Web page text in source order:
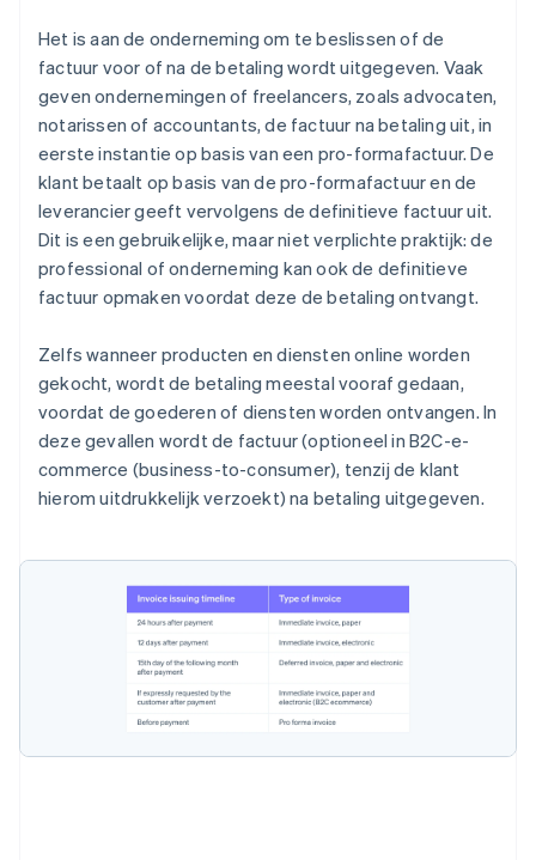
Het is aan de onderneming om te beslissen of de
factuur voor of na de betaling wordt uitgegeven. Vaak
geven ondernemingen of freelancers, zoals advocaten,
notarissen of accountants, de factuur na betaling uit, in
eerste instantie op basis van een pro-formafactuur. De
klant betaalt op basis van de pro-formafactuur en de
leverancier geeft vervolgens de definitieve factuur uit.
Dit is een gebruikelijke, maar niet verplichte praktijk: de
professional of onderneming kan ook de definitieve
factuur opmaken voordat deze de betaling ontvangt.
Zelfs wanneer producten en diensten online worden
gekocht, wordt de betaling meestal vooraf gedaan,
voordat de goederen of diensten worden ontvangen. In
deze gevallen wordt de factuur (optioneel in B2C-e-
commerce (business-to-consumer), tenzij de klant
hierom uitdrukkelijk verzoekt) na betaling uitgegeven.